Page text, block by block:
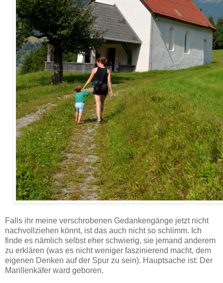
Falls ihr meine verschrobenen Gedankengänge jetzt nicht
nachvollziehen könnt, ist das auch nicht so schlimm. Ich
finde es nämlich selbst eher schwierig, sie jemand anderem
zu erklären (was es nicht weniger faszinierend macht, dem
eigenen Denken auf der Spur zu sein). Hauptsache ist: Der
Marillenkäfer ward geboren.